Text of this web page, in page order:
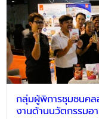
กลุ่มผู้พิการชุมชนค
งานด้านนวัตกรรมอ